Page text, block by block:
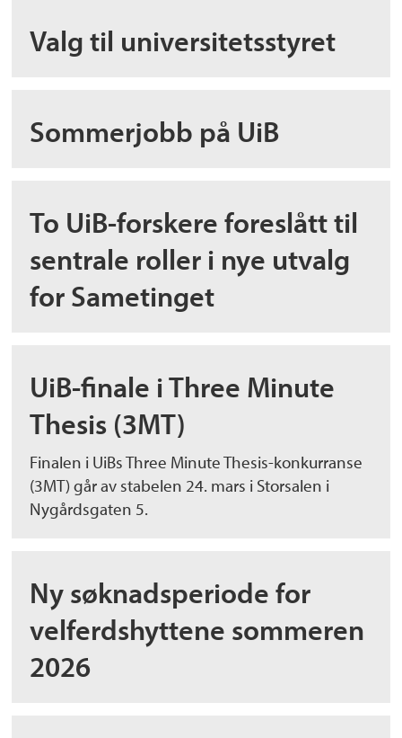
Valg til universitetsstyret
Sommerjobb på UiB
To UiB-forskere foreslått til
sentrale roller i nye utvalg
for Sametinget
UiB-finale i Three Minute
Thesis (3MT)
Finalen i UiBs Three Minute Thesis-konkurranse
(3MT) går av stabelen 24. mars i Storsalen i
Nygårdsgaten 5.
Ny søknadsperiode for
velferdshyttene sommeren
2026